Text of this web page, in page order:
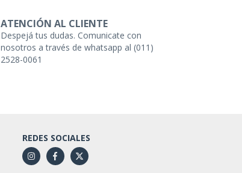
ATENCIÓN AL CLIENTE
Despejá tus dudas. Comunicate con
nosotros a través de whatsapp al (011)
2528-0061
REDES SOCIALES